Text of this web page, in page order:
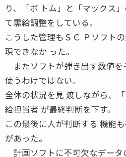
り、「ボ トム」と「マックス
て需給調整をしている。
こうした管理もＳＣ Ｐソフト
現できなか った。
またソフトが弾き出す数値を
使うわけではない。
全体の状況を見 渡しながら、
給担当者 が最終判断を下す。
この最後に人が判断する 機能
があった。
計画ソフトに不可欠なデータ